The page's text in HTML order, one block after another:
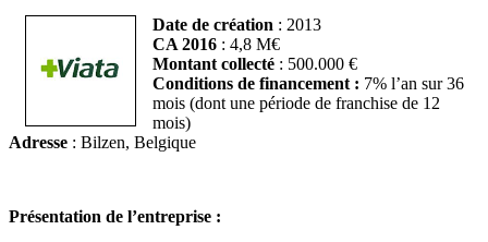
Date de création : 2013
CA 2016 : 4,8 M€
Montant collecté : 500.000 €
Conditions de financement : 7% l’an sur 36
mois (dont une période de franchise de 12
mois)
Adresse : Bilzen, Belgique
Présentation de l’entreprise :